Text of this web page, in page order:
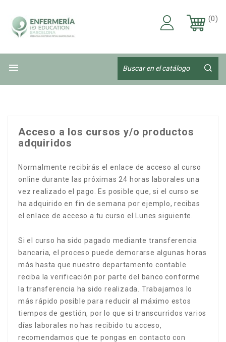
(0)

Acceso a los cursos y/o productos
adquiridos
Normalmente recibirás el enlace de acceso al curso
online durante las próximas 24 horas laborales una
vez realizado el pago. Es posible que, si el curso se
ha adquirido en fin de semana por ejemplo, recibas
el enlace de acceso a tu curso el Lunes siguiente.
Si el curso ha sido pagado mediante transferencia
bancaria, el proceso puede demorarse algunas horas
más hasta que nuestro departamento contable
reciba la verificación por parte del banco conforme
la transferencia ha sido realizada. Trabajamos lo
más rápido posible para reducir al máximo estos
tiempos de gestión, por lo que si transcurridos varios
días laborales no has recibido tu acceso,
recomendamos que te pongas en contacto con